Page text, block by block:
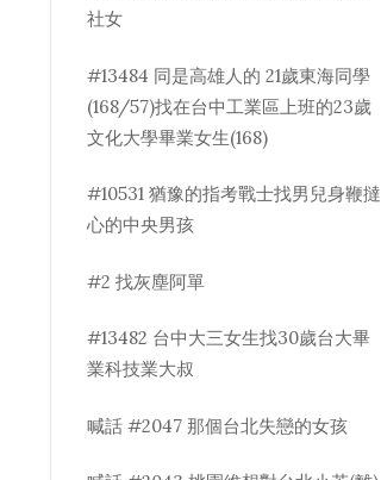
社女
#13484 同是高雄人的 21歲東海同學
(168/57)找在台中工業區上班的23歲
文化大學畢業女生(168)
#10531 猶豫的指考戰士找男兒身鞭撻
心的中央男孩
#2 找灰塵阿單
#13482 台中大三女生找30歲台大畢
業科技業大叔
喊話 #2047 那個台北失戀的女孩